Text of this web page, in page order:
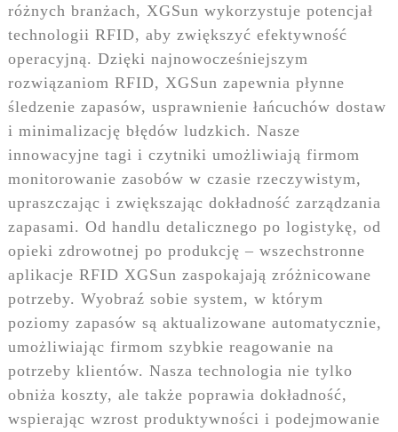
różnych branżach, XGSun wykorzystuje potencjał
technologii RFID, aby zwiększyć efektywność
operacyjną. Dzięki najnowocześniejszym
rozwiązaniom RFID, XGSun zapewnia płynne
śledzenie zapasów, usprawnienie łańcuchów dostaw
i minimalizację błędów ludzkich. Nasze
innowacyjne tagi i czytniki umożliwiają firmom
monitorowanie zasobów w czasie rzeczywistym,
upraszczając i zwiększając dokładność zarządzania
zapasami. Od handlu detalicznego po logistykę, od
opieki zdrowotnej po produkcję – wszechstronne
aplikacje RFID XGSun zaspokajają zróżnicowane
potrzeby. Wyobraź sobie system, w którym
poziomy zapasów są aktualizowane automatycznie,
umożliwiając firmom szybkie reagowanie na
potrzeby klientów. Nasza technologia nie tylko
obniża koszty, ale także poprawia dokładność,
wspierając wzrost produktywności i podejmowanie